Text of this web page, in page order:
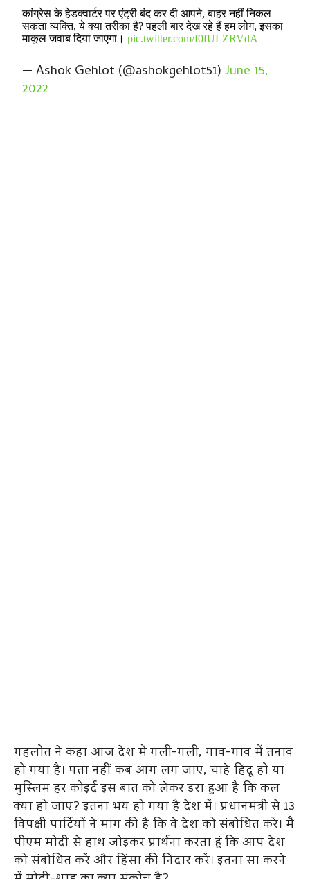
कांग्रेस के हेडक्वार्टर पर एंट्री बंद कर दी आपने, बाहर नहीं निकल
सकता व्यक्ति, ये क्या तरीका है? पहली बार देख रहे हैं हम लोग, इसका
माकूल जवाब दिया जाएगा।pic.twitter.com/f0fULZRVdA
— Ashok Gehlot (@ashokgehlot51)June 15,
2022
गहलोत ने कहा आज देश में गली-गली, गांव-गांव में तनाव
हो गया है। पता नहीं कब आग लग जाए, चाहे हिंदू हो या
मुस्लिम हर कोइर्द इस बात को लेकर डरा हुआ है कि कल
क्या हो जाए? इतना भय हो गया है देश में। प्रधानमंत्री से 13
विपक्षी पार्टियों ने मांग की है कि वे देश को संबोधित करें। मैं
पीएम मोदी से हाथ जोड़कर प्रार्थना करता हूं कि आप देश
को संबोधित करें और हिंसा की निंदार करें। इतना सा करने